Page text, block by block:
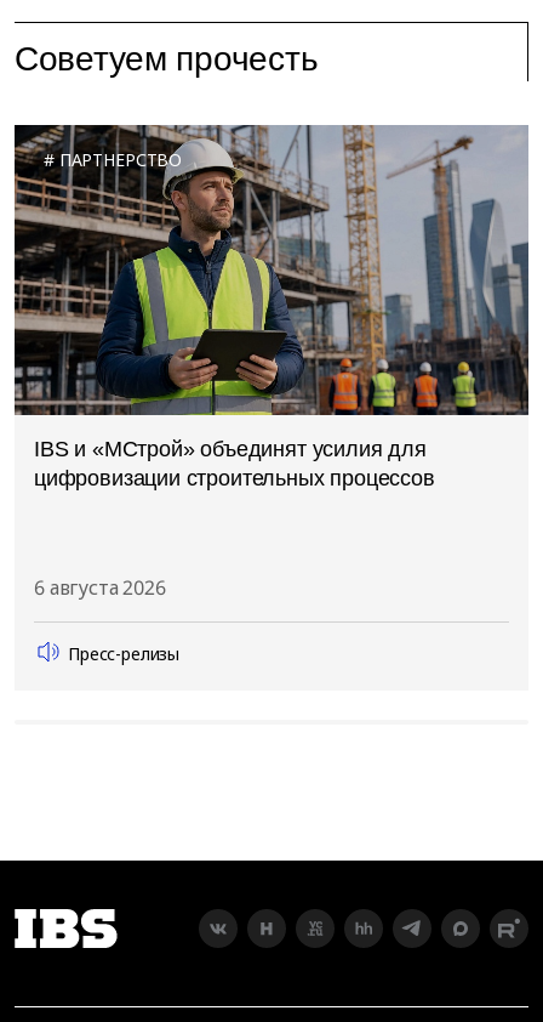
Советуем прочесть
ПАРТНЕРСТВО
IBS и «МСтрой» объединят усилия для
цифровизации строительных процессов
6 августа 2026
Пресс-релизы